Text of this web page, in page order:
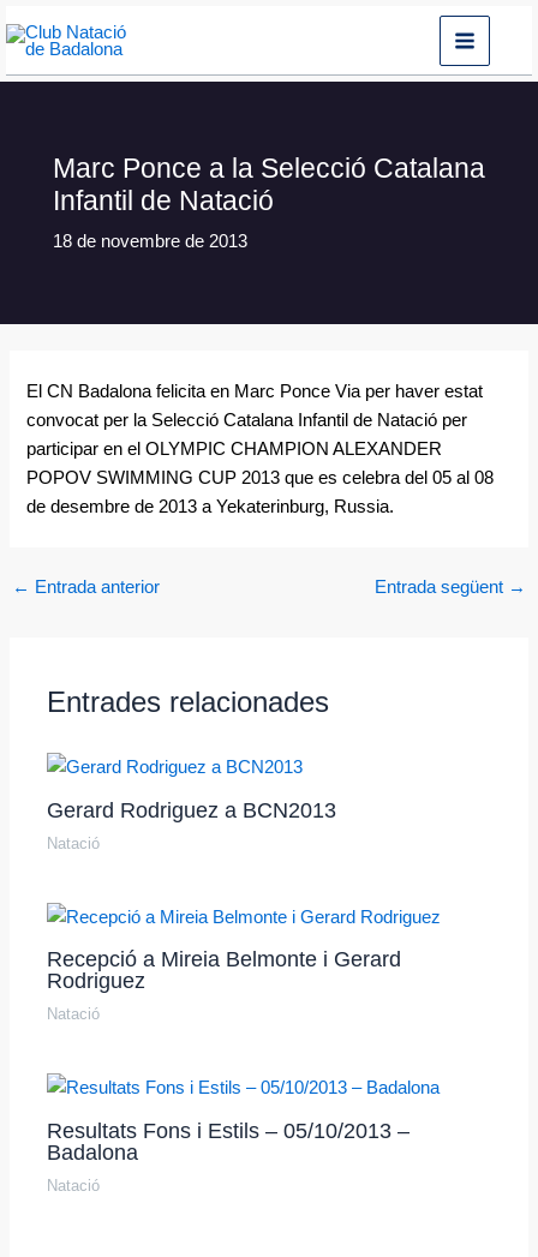
al
contingut
Marc Ponce a la Selecció Catalana
Infantil de Natació
18 de novembre de 2013
El CN Badalona felicita en Marc Ponce Via per haver estat
convocat per la Selecció Catalana Infantil de Natació per
participar en el OLYMPIC CHAMPION ALEXANDER
POPOV SWIMMING CUP 2013 que es celebra del 05 al 08
de desembre de 2013 a Yekaterinburg, Russia.
← Entrada anterior Entrada següent →
Entrades relacionades
Gerard Rodriguez a BCN2013
Natació
Recepció a Mireia Belmonte i Gerard
Rodriguez
Natació
Resultats Fons i Estils – 05/10/2013 –
Badalona
Natació